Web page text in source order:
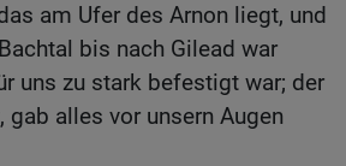
am Ufer des Arnon liegt, und
bis nach Gilead war
uns zu stark befestigt war; der
gab alles vor unsern Augen